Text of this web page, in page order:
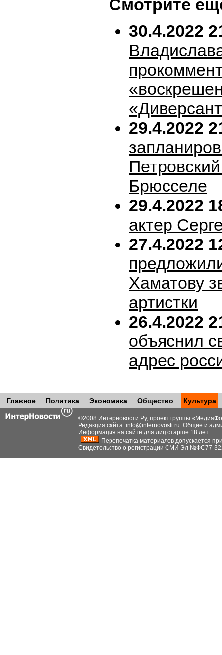
Смотрите
30.4.2022
29.4.2022
Брюсселе
29.4.2022
актер
27.4.2022
Хаматову
артистки
26.4.2022
объяснил
адрес
Главное Политика Экономика Общество Культура
©2008 Интерновости.Ру, проект группы «
Редакция сайта: info@internovosti.ru. Общие и
Информация на сайте для лиц старше 18 лет.
Перепечатка материалов допускается
Свидетельство о регистрации СМИ Эл №ФС77-